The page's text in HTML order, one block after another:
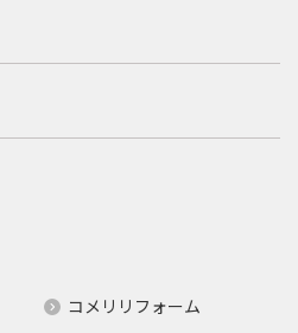
コメリリフォーム